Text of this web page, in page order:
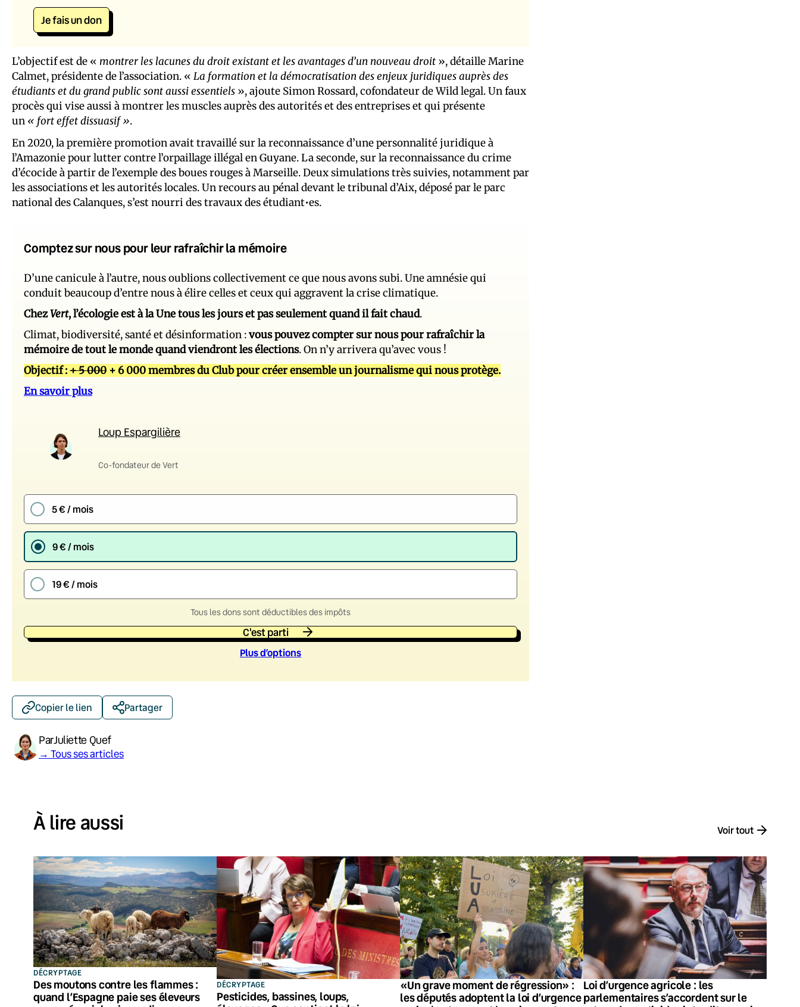
Je fais un don
L’objectif est de « montrer les lacunes du droit existant et les avantages d’un nouveau droit », détaille Marine
Calmet, présidente de l’association. « La formation et la démocratisation des enjeux juridiques auprès des
étudiants et du grand public sont aussi essentiels », ajoute Simon Rossard, cofondateur de Wild legal. Un faux
procès qui vise aussi à montrer les muscles auprès des autorités et des entreprises et qui présente
un « fort effet dissuasif ».
En 2020, la première promotion avait travaillé sur la reconnaissance d’une personnalité juridique à
l’Amazonie pour lutter contre l’orpaillage illégal en Guyane. La seconde, sur la reconnaissance du crime
d’écocide à partir de l’exemple des boues rouges à Marseille. Deux simulations très suivies, notamment par
les associations et les autorités locales. Un recours au pénal devant le tribunal d’Aix, déposé par le parc
national des Calanques, s’est nourri des travaux des étudiant•es.
Comptez sur nous pour leur rafraîchir la mémoire
D’une canicule à l’autre, nous oublions collectivement ce que nous avons subi. Une amnésie qui
conduit beaucoup d’entre nous à élire celles et ceux qui aggravent la crise climatique.
ChezVert, l’écologie est à la Une tous les jours et pas seulement quand il fait chaud.
Climat, biodiversité, santé et désinformation :vous pouvez compter sur nous pour rafraîchir la
mémoire de tout le monde quand viendront les élections. On n’y arrivera qu’avec vous !
Objectif :+ 5 000 + 6 000 membres du Club pour créer ensemble un journalisme qui nous protège.
En savoir plus
Loup Espargilière
Co-fondateur de Vert
5 € / mois
9 € / mois
19 € / mois
Tous les dons sont déductibles des impôts
C'est parti
Plus d’options
Copier le lien Partager
ParJuliette Quef
→ Tous ses articles
À lire aussi Voir tout
DÉCRYPTAGE
Des moutons contre les flammes :
quand l’Espagne paie ses éleveurs
DÉCRYPTAGE
Pesticides, bassines, loups,
«Un grave moment de régression» :
les députés adoptent la loi d’urgence
Loi d’urgence agricole : les
parlementaires s’accordent sur le